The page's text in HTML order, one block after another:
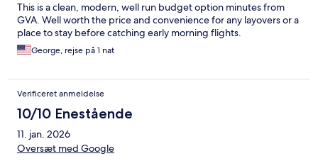
This is a clean, modern, well run budget option minutes from
GVA. Well worth the price and convenience for any layovers or a
place to stay before catching early morning flights.
George, rejse på 1 nat
Verificeret anmeldelse
10/10 Enestående
11. jan. 2026
Oversæt med Google